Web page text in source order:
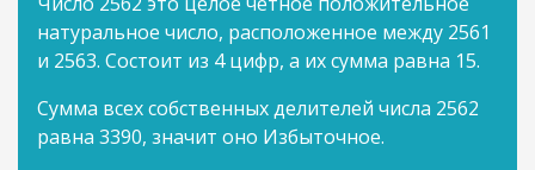
натуральное число, расположенное между 2561
и 2563. Состоит из 4 цифр, а их сумма равна 15.
Сумма всех собственных делителей числа 2562
равна 3390, значит оно Избыточное.